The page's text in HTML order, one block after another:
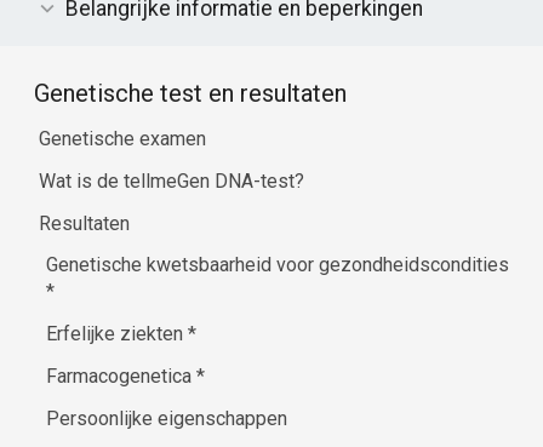
Belangrijke informatie en beperkingen
Genetische test en resultaten
Genetische examen
Wat is de tellmeGen DNA-test?
Resultaten
Genetische kwetsbaarheid voor gezondheidscondities
*
Erfelijke ziekten*
Farmacogenetica*
Persoonlijke eigenschappen